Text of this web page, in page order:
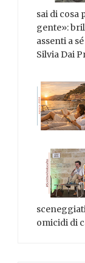
sai di cosa
gente»:
assenti a
Silvia Dai
omicidi di